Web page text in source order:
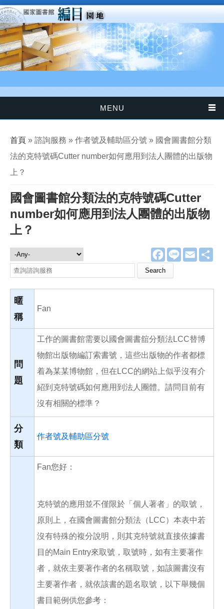
移至主內容
MENU
您在這裡
首頁 » 諮詢服務 » 作者號及輔助區分號 » 國會圖書館分類
法的克特號碼Cutter number如何應用到法人團體的出版物
上？
國會圖書館分類法的克特號碼Cutter
number如何應用到法人團體的出版物
上？
F
a
e
o
L
E
m
諮詢服務
Search this site
暱
稱
Fan
問
題
工作的圖書館需要以國會圖書舘分類法LCC替博
物館出版物編訂索書號，這些出版物的作者都標
着為某某博物館，但在LCC的網站上似乎沒有介
紹到克特號碼如何應用到法人團體。請問目前有
沒有相關的標準？
分
類
作者號及輔助區分號
Fan您好：
克特號的應用並不僅限於「個人著者」的取號，
原則上，在國會圖書館分類法（LCC）本表中若
沒有特殊的複分說明，則其克特號就直接依據書
目的Main Entry來取號，取號時，如有主要著作
者，就依主要著作者的名稱取號，如該圖書沒有
主要著作者，就依該書的題名取號，以下舉幾個
書目範例供您參考：